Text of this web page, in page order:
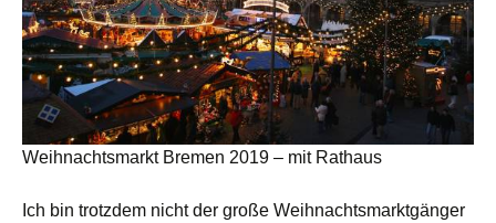
Weihnachtsmarkt Bremen 2019 – mit Rathaus
Ich bin trotzdem nicht der große Weihnachtsmarktgänger